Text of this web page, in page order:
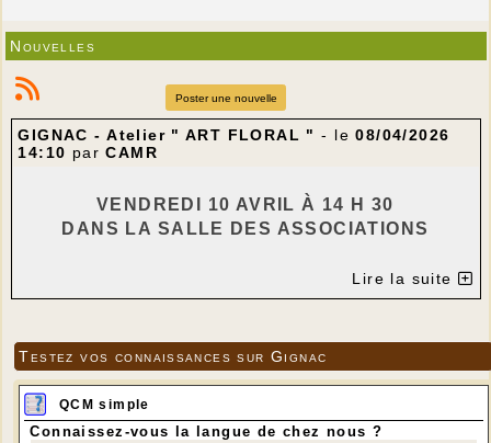
Nouvelles
Poster une nouvelle
GIGNAC - Atelier " ART FLORAL " - le08/04/2026
14:10 parCAMR
VENDREDI 10 AVRIL À 14 H 30
DANS LA SALLE DES ASSOCIATIONS
---
Exemples de la composition qui sera réalisée
lors de cet atelier...
Lire la suite
Testez vos connaissances sur Gignac
QCM simple
Connaissez-vous la langue de chez nous ?